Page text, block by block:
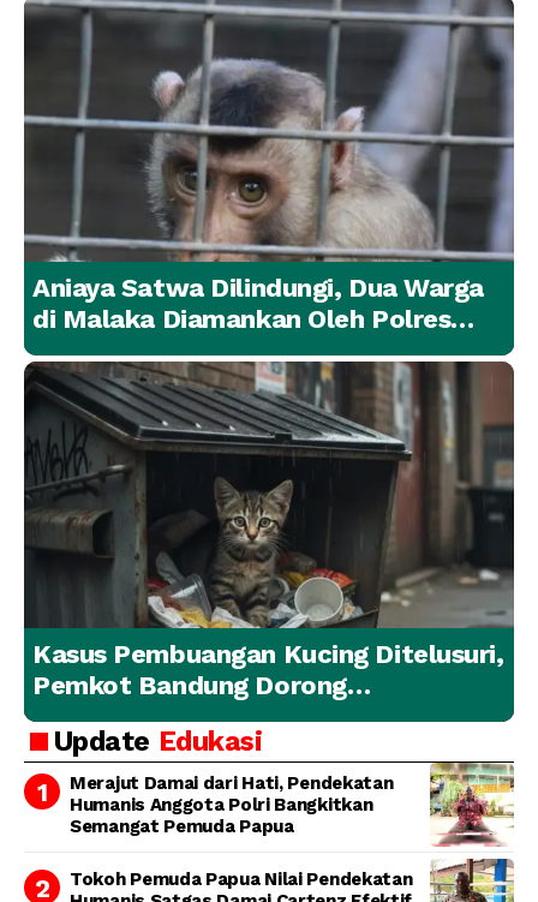
Aniaya Satwa Dilindungi, Dua Warga
di Malaka Diamankan Oleh Polres
Malaka
Kasus Pembuangan Kucing Ditelusuri,
Pemkot Bandung Dorong
Penanganan Hewan yang
Bertanggung Jawab
Update Edukasi
Merajut Damai dari Hati, Pendekatan
Humanis Anggota Polri Bangkitkan
Semangat Pemuda Papua
Tokoh Pemuda Papua Nilai Pendekatan